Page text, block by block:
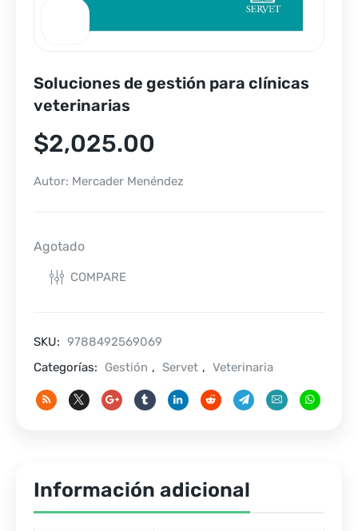
Soluciones de gestión para clínicas
veterinarias
$2,025.00
Autor: Mercader Menéndez
Agotado
COMPARE
SKU: 9788492569069
Categorías:
Gestión , Servet , Veterinaria
Información adicional